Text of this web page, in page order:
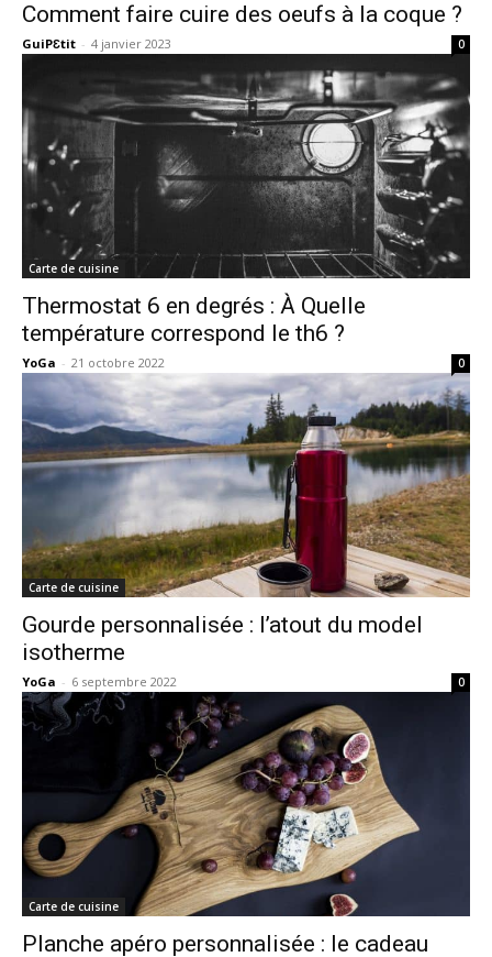
Comment faire cuire des oeufs à la coque ?
GuiPƐtit - 4 janvier 2023 0
Carte de cuisine
Thermostat 6 en degrés : À Quelle
température correspond le th6 ?
YoGa - 21 octobre 2022 0
Carte de cuisine
Gourde personnalisée : l’atout du model
isotherme
YoGa - 6 septembre 2022 0
Carte de cuisine
Planche apéro personnalisée : le cadeau